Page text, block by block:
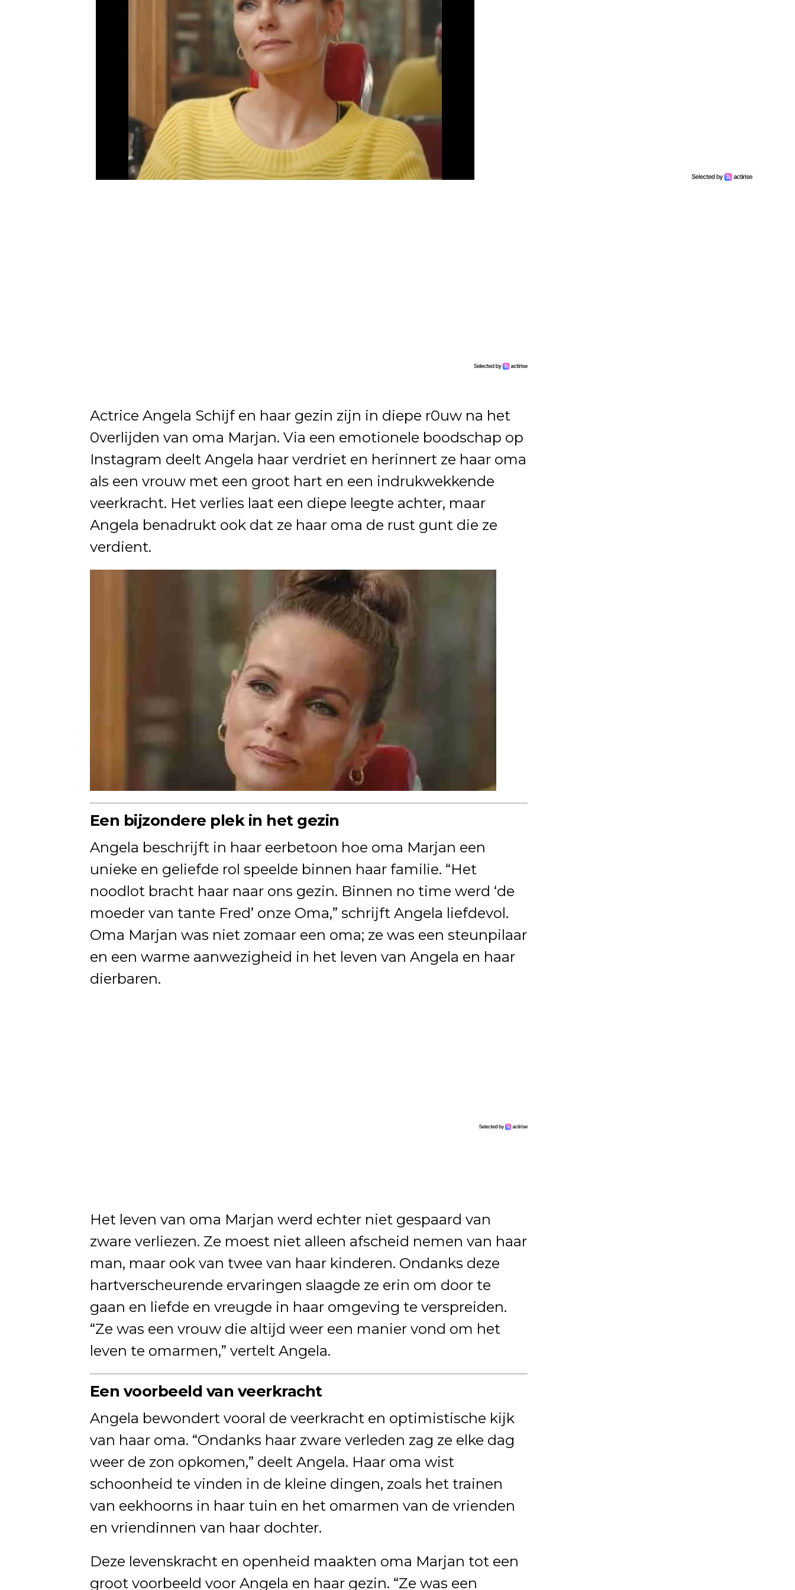
Actrice Angela Schijf en haar gezin zijn in diepe r0uw na het
0verlijden van oma Marjan. Via een emotionele boodschap op
Instagram deelt Angela haar verdriet en herinnert ze haar oma
als een vrouw met een groot hart en een indrukwekkende
veerkracht. Het verlies laat een diepe leegte achter, maar
Angela benadrukt ook dat ze haar oma de rust gunt die ze
verdient.
Een bijzondere plek in het gezin
Angela beschrijft in haar eerbetoon hoe oma Marjan een
unieke en geliefde rol speelde binnen haar familie. “Het
noodlot bracht haar naar ons gezin. Binnen no time werd ‘de
moeder van tante Fred’ onze Oma,” schrijft Angela liefdevol.
Oma Marjan was niet zomaar een oma; ze was een steunpilaar
en een warme aanwezigheid in het leven van Angela en haar
dierbaren.
Het leven van oma Marjan werd echter niet gespaard van
zware verliezen. Ze moest niet alleen afscheid nemen van haar
man, maar ook van twee van haar kinderen. Ondanks deze
hartverscheurende ervaringen slaagde ze erin om door te
gaan en liefde en vreugde in haar omgeving te verspreiden.
“Ze was een vrouw die altijd weer een manier vond om het
leven te omarmen,” vertelt Angela.
Een voorbeeld van veerkracht
Angela bewondert vooral de veerkracht en optimistische kijk
van haar oma. “Ondanks haar zware verleden zag ze elke dag
weer de zon opkomen,” deelt Angela. Haar oma wist
schoonheid te vinden in de kleine dingen, zoals het trainen
van eekhoorns in haar tuin en het omarmen van de vrienden
en vriendinnen van haar dochter.
Deze levenskracht en openheid maakten oma Marjan tot een
groot voorbeeld voor Angela en haar gezin. “Ze was een